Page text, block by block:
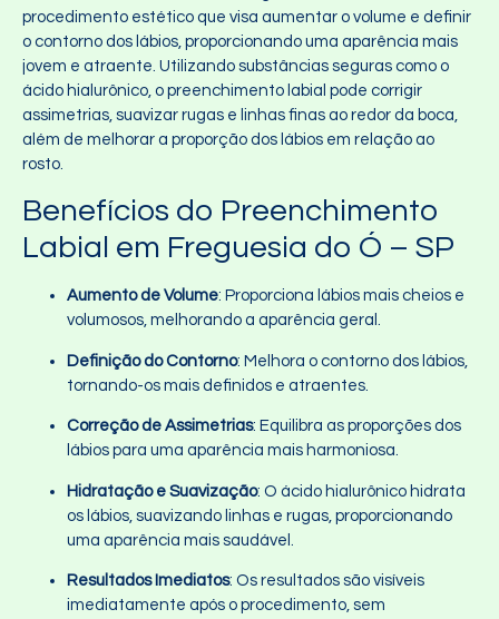
procedimento estético que visa aumentar o volume e definir
o contorno dos lábios, proporcionando uma aparência mais
jovem e atraente. Utilizando substâncias seguras como o
ácido hialurônico, o preenchimento labial pode corrigir
assimetrias, suavizar rugas e linhas finas ao redor da boca,
além de melhorar a proporção dos lábios em relação ao
rosto.
Benefícios do Preenchimento
Labial em Freguesia do Ó – SP
Aumento de Volume: Proporciona lábios mais cheios e
volumosos, melhorando a aparência geral.
Definição do Contorno: Melhora o contorno dos lábios,
tornando-os mais definidos e atraentes.
Correção de Assimetrias: Equilibra as proporções dos
lábios para uma aparência mais harmoniosa.
Hidratação e Suavização: O ácido hialurônico hidrata
os lábios, suavizando linhas e rugas, proporcionando
uma aparência mais saudável.
Resultados Imediatos: Os resultados são visíveis
imediatamente após o procedimento, sem